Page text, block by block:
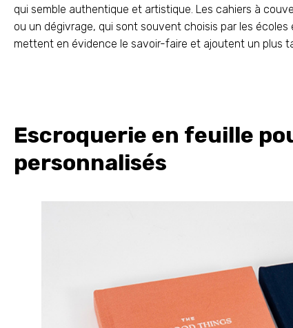
qui semble authentique et artistique. Les cahiers à
ou un dégivrage, qui sont souvent choisis par les
mettent en évidence le savoir-faire et ajoutent un plus
Escroquerie en feuille
personnalisés